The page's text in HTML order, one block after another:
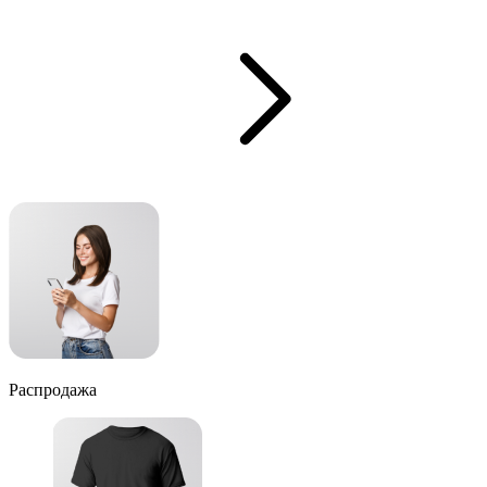
Распродажа